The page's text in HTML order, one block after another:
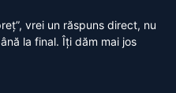
vrei un răspuns direct, nu
la final. Îți dăm mai jos